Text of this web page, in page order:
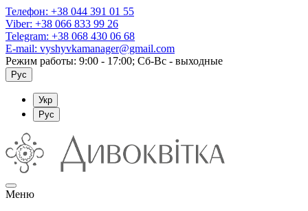
Телефон: +38 044 391 01 55
Viber: +38 066 833 99 26
Telegram: +38 068 430 06 68
E-mail: vyshyvkamanager@gmail.com
Режим работы: 9:00 - 17:00; Сб-Вс - выходные
Рус
Укр
Рус
Меню